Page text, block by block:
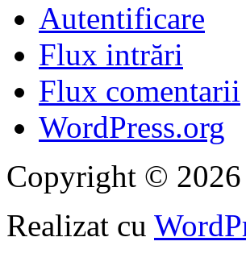
Autentificare
Flux intrări
Flux comentarii
WordPress.org
Copyright © 2026
Realizat cu